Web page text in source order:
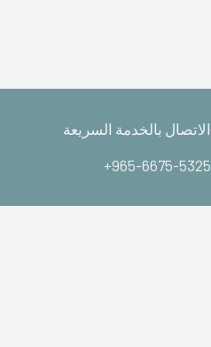
الاتصال بالخدمة السريعة
+965-6675-5325